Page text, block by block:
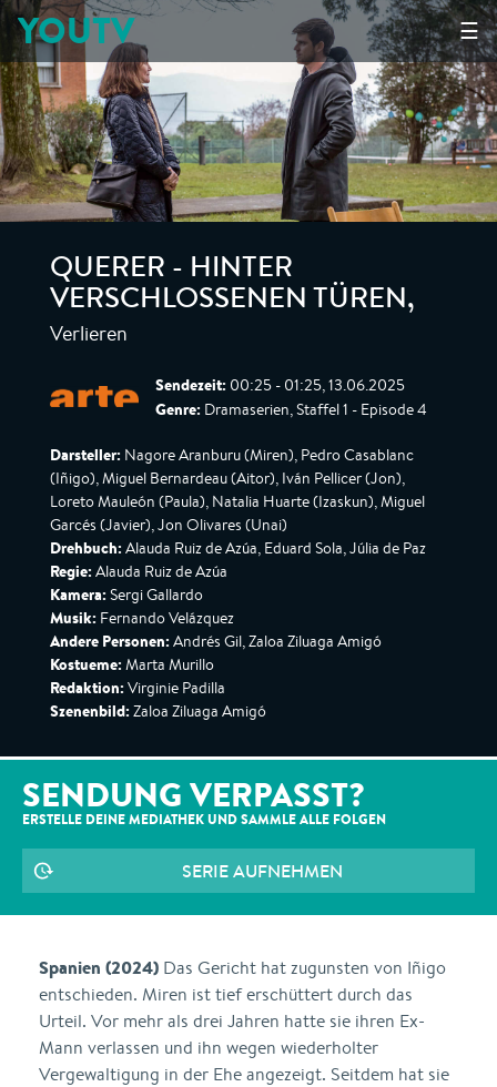
☰
YOUTV
QUERER - HINTER
VERSCHLOSSENEN TÜREN,
Verlieren
Sendezeit: 00:25 - 01:25, 13.06.2025
Genre: Dramaserien, Staffel 1 - Episode 4
Darsteller: Nagore Aranburu (Miren), Pedro Casablanc
(Iñigo), Miguel Bernardeau (Aitor), Iván Pellicer (Jon),
Loreto Mauleón (Paula), Natalia Huarte (Izaskun), Miguel
Garcés (Javier), Jon Olivares (Unai)
Drehbuch: Alauda Ruiz de Azúa, Eduard Sola, Júlia de Paz
Regie: Alauda Ruiz de Azúa
Kamera: Sergi Gallardo
Musik: Fernando Velázquez
Andere Personen: Andrés Gil, Zaloa Ziluaga Amigó
Kostueme: Marta Murillo
Redaktion: Virginie Padilla
Szenenbild: Zaloa Ziluaga Amigó
SENDUNG VERPASST?
ERSTELLE DEINE MEDIATHEK UND SAMMLE ALLE FOLGEN
SERIE AUFNEHMEN
Spanien (2024) Das Gericht hat zugunsten von Iñigo
entschieden. Miren ist tief erschüttert durch das
Urteil. Vor mehr als drei Jahren hatte sie ihren Ex-
Mann verlassen und ihn wegen wiederholter
Vergewaltigung in der Ehe angezeigt. Seitdem hat sie